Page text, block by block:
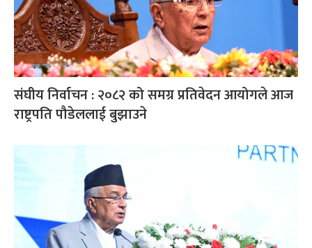
संघीय निर्वाचन : २०८२ को समग्र प्रतिवेदन आयोगले आज
राष्ट्रपति पौडेललाई बुझाउने